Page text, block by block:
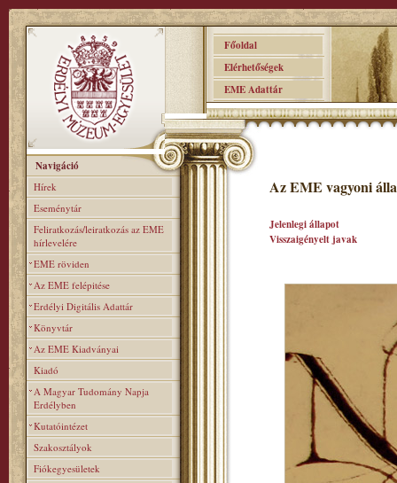
Főoldal
Elérhetőségek
EME Adattár
Navigáció
Hírek
Eseménytár
Feliratkozás/leiratkozás az EME
hírlevelére
EME röviden
Az EME felépitése
Erdélyi Digitális Adattár
Könyvtár
Az EME Kiadványai
Kiadó
A Magyar Tudomány Napja
Erdélyben
Kutatóintézet
Szakosztályok
Fiókegyesületek
Az EME vagyoni
Jelenlegi állapot
Visszaigényelt javak